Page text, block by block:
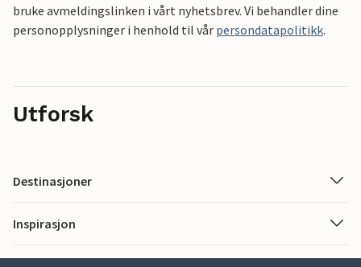
bruke avmeldingslinken i vårt nyhetsbrev. Vi behandler dine
personopplysninger i henhold til vår persondatapolitikk.
Utforsk
Destinasjoner
Inspirasjon